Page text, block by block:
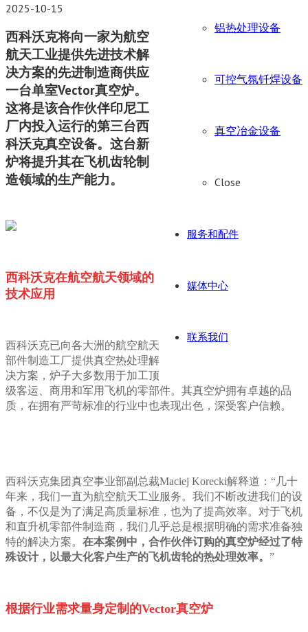
铝热处理设备
可控气氛钎焊设备
真空冶金设备
Close
服务和配件
媒体中心
联系我们
2025-10-15
西科沃克将向一家为航空
航天工业提供先进技术解
决方案的先进制造商供应
一台单室Vector真空炉。
这将是该合作伙伴印尼工
厂内投入运行的第三台西
科沃克真空设备。这台新
炉将提升其在飞机齿轮制
造领域的生产能力。
西科沃克在航空航天领域的
技术应用
西科沃克已向各大洲的航空航天
部件制造工厂提供真空热处理解
决方案，炉子大多数用于加工顶
级客运、商用和军用飞机的零部件。其真空炉拥有卓越的品
质，在拥有严苛标准的行业中也表现出色，深受客户信赖。
西科沃克集团真空事业部副总裁Maciej Korecki解释道：“几十
年来，我们一直为航空航天工业服务。我们不断改进我们的设
备，不仅是为了满足高质量标准，也为了提高效率。对于飞机
和直升机零部件制造商，我们几乎总是根据明确的需求准备独
特的解决方案。 在本案例中，合作伙伴订购的真空炉经过了特
殊设计，以最大化客户生产的飞机齿轮的热处理效率。 ”
根据行业需求量身定制的Vector真空炉